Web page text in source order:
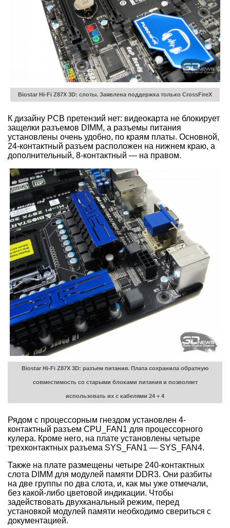
Biostar Hi-Fi Z87X 3D: слоты. Заявлена поддержка только CrossFireX
К дизайну PCB претензий нет: видеокарта не блокирует
защелки разъемов DIMM, а разъемы питания
установлены очень удобно, по краям платы. Основной,
24-контактный разъем расположен на нижнем краю, а
дополнительный, 8-контактный — на правом.
Biostar Hi-Fi Z87X 3D: разъем питания. Плата сохранила обратную
совместимость со старыми блоками питания и позволяет
использовать их с кабелями 24 + 4
Рядом с процессорным гнездом установлен 4-
контактный разъем CPU_FAN1 для процессорного
кулера. Кроме него, на плате установлены четыре
трехконтактных разъема SYS_FAN1 — SYS_FAN4.
Также на плате размещены четыре 240-контактных
слота DIMM для модулей памяти DDR3. Они разбиты
на две группы по два слота, и, как мы уже отмечали,
без какой-либо цветовой индикации. Чтобы
задействовать двухканальный режим, перед
установкой модулей памяти необходимо свериться с
документацией.